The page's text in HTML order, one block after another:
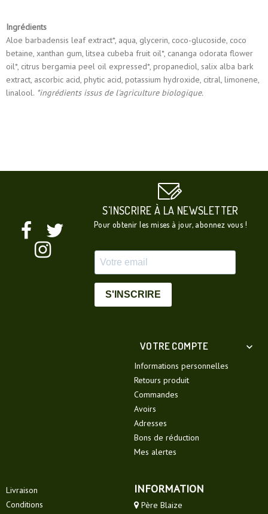
Ingrédients
Aloe barbadensis leaf extract*, aqua, glycerin, coco-glucoside, coco
betaine, xanthan gum, litsea cubeba fruit oil*, cananga odorata flower
oil*, citrus bergamia peel oil expressed*, propanediol, salix alba bark
extract, ascorbic acid, phytic acid, potassium hydroxide, citral, limonene,
linalool. *ingrédients issus de l'agriculture biologique.
S'INSCRIRE À LA NEWSLETTER
Pour obtenir les mises à jour, abonnez vous !
S'INSCRIRE
VOTRE COMPTE 
Informations personnelles
Retours produit
Commandes
Avoirs
Adresses
Bons de réduction
Mes alertes
Livraison
Conditions
INFORMATION
Père Blaize